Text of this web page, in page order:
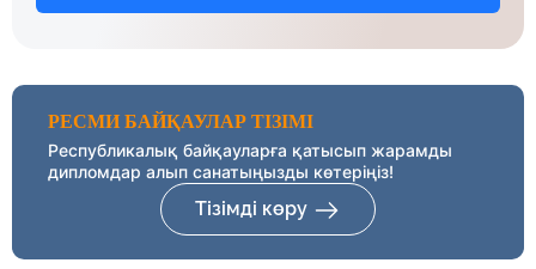
РЕСМИ БАЙҚАУЛАР ТІЗІМІ
Республикалық байқауларға қатысып жарамды
дипломдар алып санатыңызды көтеріңіз!
Тізімді көру